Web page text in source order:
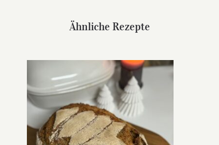
Ähnliche Rezepte
Tannenbaumkruste